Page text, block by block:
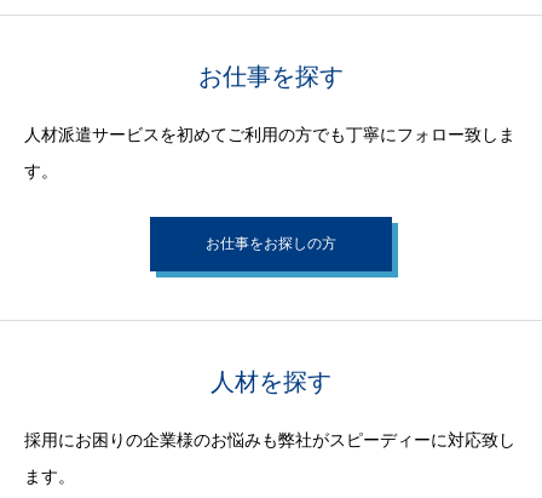
お仕事を探す
人材派遣サービスを初めてご利用の方でも丁寧にフォロー致しま
す。
お仕事をお探しの方
人材を探す
採用にお困りの企業様のお悩みも弊社がスピーディーに対応致し
ます。